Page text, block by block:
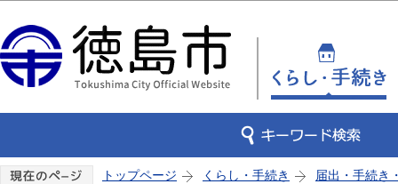
トップページ くらし・手続き 届出・手続き